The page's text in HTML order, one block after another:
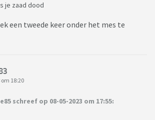
je zaad dood
een tweede keer onder het mes te
om 18:20
schreef op 08-05-2023 om 17:55: